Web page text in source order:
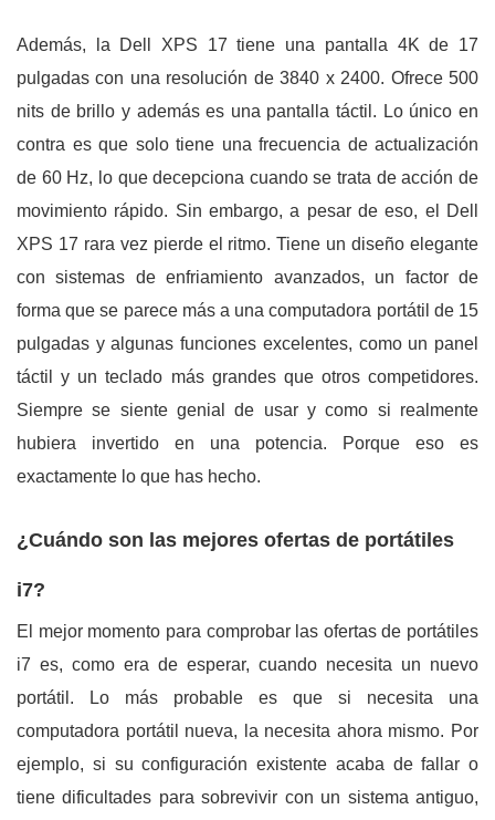
Además, la Dell XPS 17 tiene una pantalla 4K de 17
pulgadas con una resolución de 3840 x 2400. Ofrece 500
nits de brillo y además es una pantalla táctil. Lo único en
contra es que solo tiene una frecuencia de actualización
de 60 Hz, lo que decepciona cuando se trata de acción de
movimiento rápido. Sin embargo, a pesar de eso, el Dell
XPS 17 rara vez pierde el ritmo. Tiene un diseño elegante
con sistemas de enfriamiento avanzados, un factor de
forma que se parece más a una computadora portátil de 15
pulgadas y algunas funciones excelentes, como un panel
táctil y un teclado más grandes que otros competidores.
Siempre se siente genial de usar y como si realmente
hubiera invertido en una potencia. Porque eso es
exactamente lo que has hecho.
¿Cuándo son las mejores ofertas de portátiles
i7?
El mejor momento para comprobar las ofertas de portátiles
i7 es, como era de esperar, cuando necesita un nuevo
portátil. Lo más probable es que si necesita una
computadora portátil nueva, la necesita ahora mismo. Por
ejemplo, si su configuración existente acaba de fallar o
tiene dificultades para sobrevivir con un sistema antiguo,